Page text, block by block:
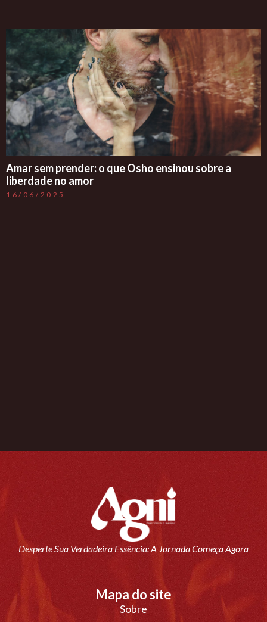
Amar sem prender: o que Osho ensinou sobre a
liberdade no amor
16/06/2025
Desperte Sua Verdadeira Essência: A Jornada Começa Agora
Mapa do site
Sobre